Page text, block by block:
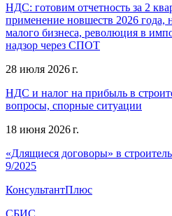
НДС: готовим отчетность за 2
применение новшеств 2026 года,
малого бизнеса, революция в
надзор через СПОТ
28 июля 2026 г.
НДС и налог на прибыль в
вопросы, спорные ситуации
18 июня 2026 г.
«Длящиеся договоры» в
9/2025
КонсультантПлюс
СБИС